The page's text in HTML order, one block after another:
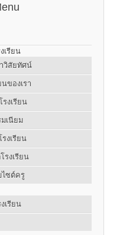
เรียน
วิสัยทัศน์
นของเรา
งเรียน
เนียม
งเรียน
รงเรียน
ไซต์ครู
เรียน